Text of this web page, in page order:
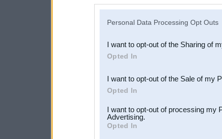
Downstream Participants
third parties.
Personal Data Processing Opt Outs
I want to opt-out of the Sharing of
Opted In
I want to opt-out of the Sale of my
Opted In
I want to opt-out of processing my
Advertising.
Opted In